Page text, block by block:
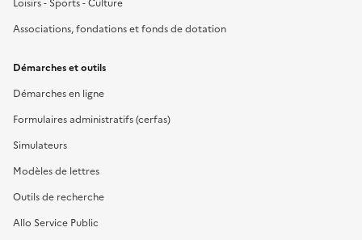
Loisirs - Sports - Culture
Associations, fondations et fonds de dotation
Démarches et outils
Démarches en ligne
Formulaires administratifs (cerfas)
Simulateurs
Modèles de lettres
Outils de recherche
Allo Service Public